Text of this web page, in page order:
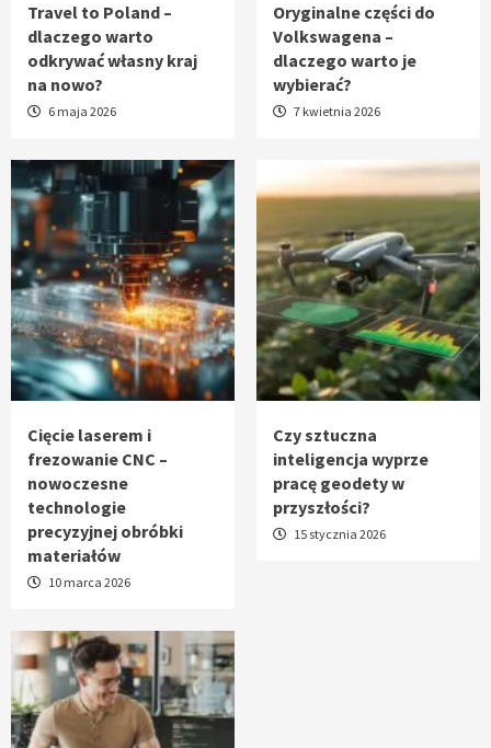
Travel to Poland –
dlaczego warto
odkrywać własny kraj
na nowo?
6 maja 2026
Oryginalne części do
Volkswagena –
dlaczego warto je
wybierać?
7 kwietnia 2026
Cięcie laserem i
frezowanie CNC –
nowoczesne
technologie
precyzyjnej obróbki
materiałów
10 marca 2026
Czy sztuczna
inteligencja wyprze
pracę geodety w
przyszłości?
15 stycznia 2026